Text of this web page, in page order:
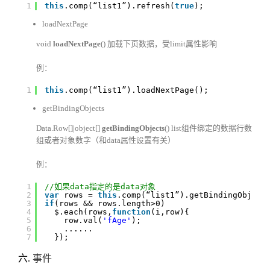
1 this .comp(“list1”).refresh(true);
loadNextPage
void loadNextPage() 加载下页数据，受limit属性影响
例：
1 this .comp(“list1”).loadNextPage();
getBindingObjects
Data.Row[]|object[] getBindingObjects() list组件绑定的数据行数
组或者对象数字（和data属性设置有关）
例：
1
2
3
4
5
6
7
//如果data指定的是data对象
var
rows = this
if (rows && rows.length>0)
$.each(rows, function (i,row){
row.val( 'fAge' );
......
});
六. 事件